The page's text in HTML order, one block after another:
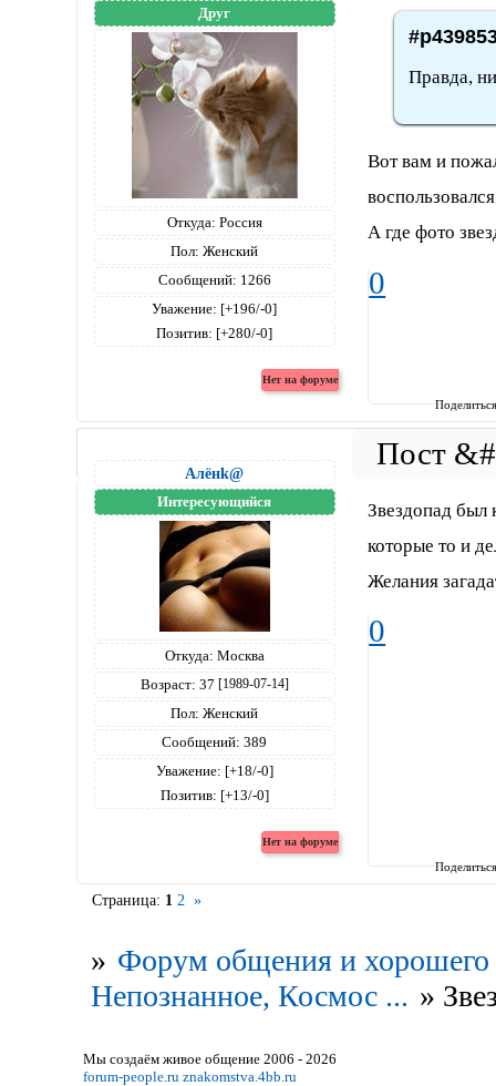
Друг
Откуда: Россия
Пол: Женский
Сообщений: 1266
Уважение: [+196/-0]
Позитив: [+280/-0]
Правда,
Вот вам и
А где фото
0
Алёнk@
Интересующийся
Откуда: Москва
Возраст: 37 [1989-07-14]
Пол: Женский
Сообщений: 389
Уважение: [+18/-0]
Позитив: [+13/-0]
Звездопад был
которые то и
Желания
0
Страница: 1 2 »
» Форум общения и хорошего
Непознанное, Космос ... »
Мы создаём живое общение 2006 - 2026
forum-people.ru znakomstva.4bb.ru